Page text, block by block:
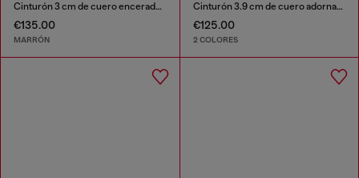
Cinturón 3 cm de cuero encerado con hebilla D-logo
€135.00
MARRÓN
Cinturón 3.9 cm de cuero adornado con una placa con el logotipo
€125.00
2 COLORES